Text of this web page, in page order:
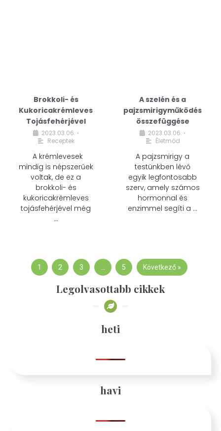
Brokkoli- és
Kukoricakrémleves
Tojásfehérjével
2023.03.06. •
Receptek
A krémlevesek
mindig is népszerűek
voltak, de ez a
brokkoli- és
kukoricakrémleves
tojásfehérjével még
…
A szelén és a
pajzsmirigyműködés
összefüggése
2023.03.06. •
Életmód
A pajzsmirigy a
testünkben lévő
egyik legfontosabb
szerv, amely számos
hormonnal és
enzimmel segíti a …
1 2 3 … 5 Következő »
Legolvasottabb cikkek
heti
havi